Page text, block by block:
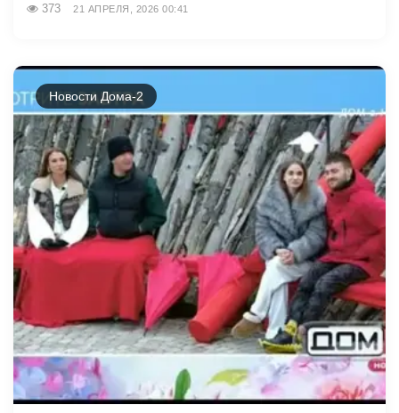
373 21 АПРЕЛЯ, 2026 00:41
Новости Дома-2